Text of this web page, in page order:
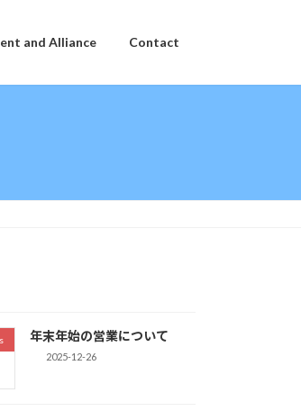
and Alliance Contact
年末年始の営業について
2025-12-26